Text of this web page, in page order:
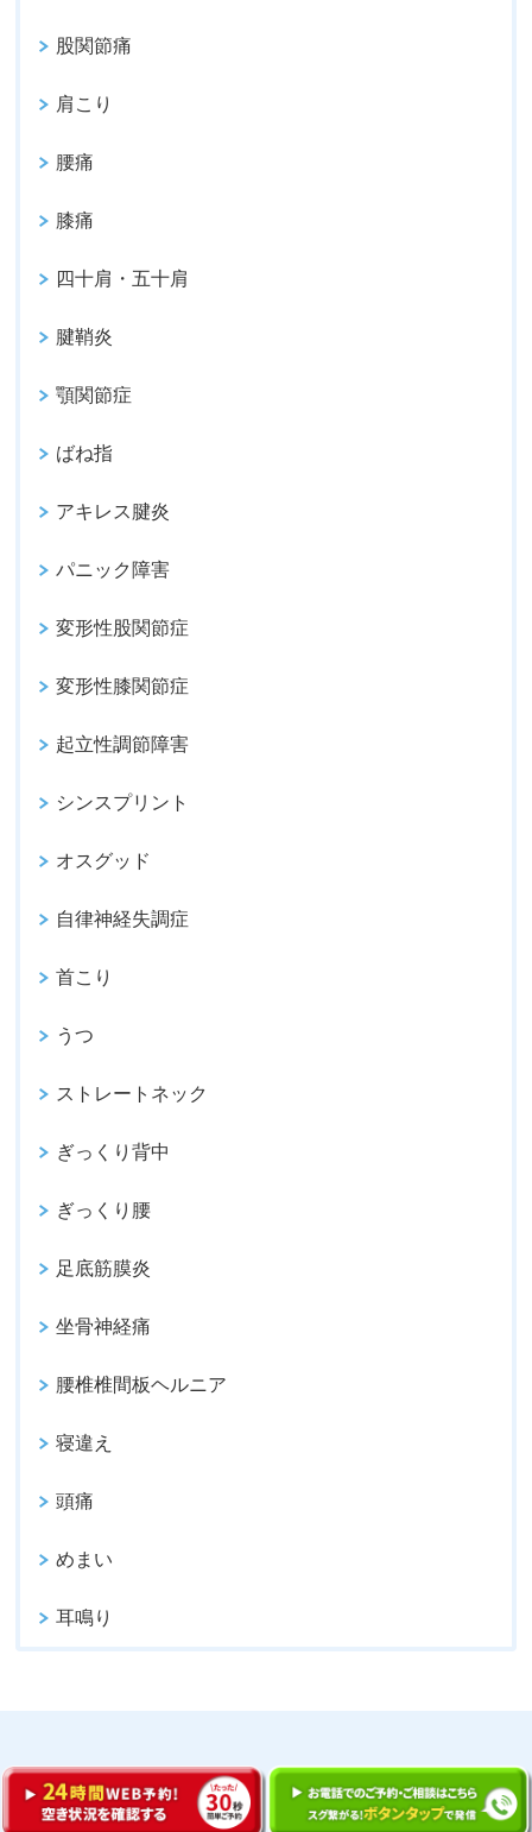
股関節痛
肩こり
腰痛
膝痛
四十肩・五十肩
腱鞘炎
顎関節症
ばね指
アキレス腱炎
パニック障害
変形性股関節症
変形性膝関節症
起立性調節障害
シンスプリント
オスグッド
自律神経失調症
首こり
うつ
ストレートネック
ぎっくり背中
ぎっくり腰
足底筋膜炎
坐骨神経痛
腰椎椎間板ヘルニア
寝違え
頭痛
めまい
耳鳴り